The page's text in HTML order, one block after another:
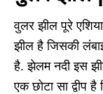
वुलर झील पूरे
झील है जिसकी
है. झेलम नदी इस
एक छोटा सा द्वीप